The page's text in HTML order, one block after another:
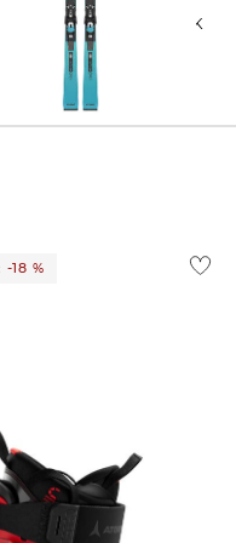
T
€
1.259,99 €
-18 %